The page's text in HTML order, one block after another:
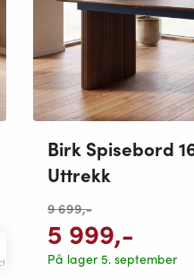
Birk Spisebord
Uttrekk
9 699,-
5 999,-
På lager 5. september